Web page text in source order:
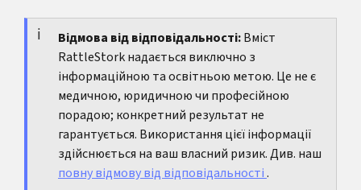
чекати.
залишається. Від легкої до помітнішої
асиметрії і після пубертату може бути
повністю нормальною.
Відмова від відповідальності:Вміст
RattleStork надається виключно з
інформаційною та освітньою метою. Це не є
медичною, юридичною чи професійною
порадою; конкретний результат не
гарантується. Використання цієї інформації
здійснюється на ваш власний ризик. Див. наш
повну відмову від відповідальності.